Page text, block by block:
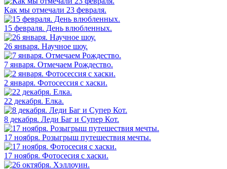
Как мы отмечали 23 февраля.
15 февраля. День влюбленных.
26 января. Научное шоу.
7 января. Отмечаем Рождество.
2 января. Фотосессия с хаски.
22 декабря. Елка.
8 декабря. Леди Баг и Супер Кот.
17 ноября. Розыгрыш путешествия мечты.
17 ноября. Фотосесия с хаски.